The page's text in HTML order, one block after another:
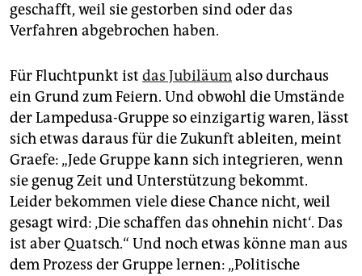
geschafft, weil sie gestorben sind oder das
Verfahren abgebrochen haben.
Für Fluchtpunkt ist das Jubiläumalso durchaus
ein Grund zum Feiern. Und obwohl die Umstände
der Lampedusa-Gruppe so einzigartig waren, lässt
sich etwas daraus für die Zukunft ableiten, meint
Graefe: „Jede Gruppe kann sich integrieren, wenn
sie genug Zeit und Unterstützung bekommt.
Leider bekommen viele diese Chance nicht, weil
gesagt wird: ‚Die schaffen das ohnehin nicht‘. Das
ist aber Quatsch.“ Und noch etwas könne man aus
dem Prozess der Gruppe lernen: „Politische